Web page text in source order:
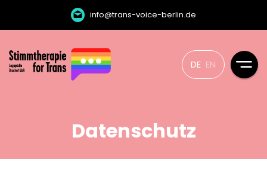
info@trans-voice-berlin.de
DE EN
Datenschutz